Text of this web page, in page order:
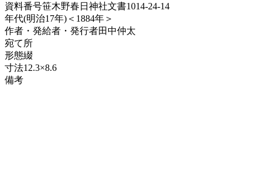
資料番号笹木野春日神社文書1014-24-14
年代(明治17年)＜1884年＞
作者・発給者・発行者田中仲太
宛て所
形態綴
寸法12.3×8.6
備考